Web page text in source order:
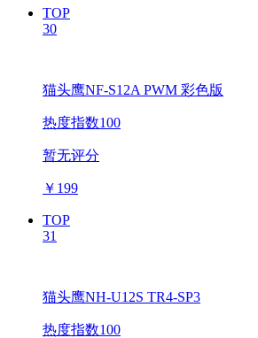
TOP
30
猫头鹰NF-S12A PWM 彩色版
热度指数100
暂无评分
￥ 199
TOP
31
猫头鹰NH-U12S TR4-SP3
热度指数100